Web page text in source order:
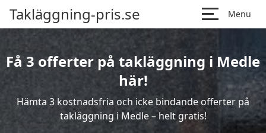
Takläggning-pris.se Menu
Få 3 offerter på takläggning i Medle
här!
Hämta 3 kostnadsfria och icke bindande offerter på
takläggning i Medle – helt gratis!